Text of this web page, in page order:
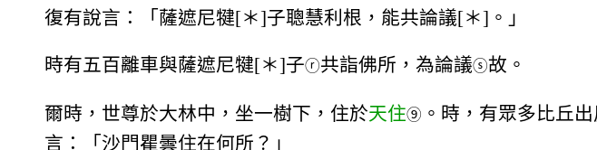
復有說言：「薩遮尼犍[＊]子聰慧利根，能共論議[＊]。」
時有五百離車與薩遮尼犍[＊]子ⓡ共詣佛所，為論議ⓢ故。
爾時，世尊於大林中，坐一樹下，住於天住⑨ 。時，有眾多比丘
言：「沙門瞿曇住在何所？」